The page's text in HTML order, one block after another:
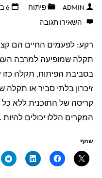
טופס
קשר
בוורדפרס
שרתי
ADMIN פיתוח
6 במרץ 2014, 16:24
השאירו תגובה
רקע: לפעמים החיים הם
תקלה שמופיעה למרבה
בסביבת הפיתוח, תקלה כזו
זיכרון בלתי סביר או תקלה
קריסה של התוכנית ללא כל
המקרים הללו יכולים להיות
שתף